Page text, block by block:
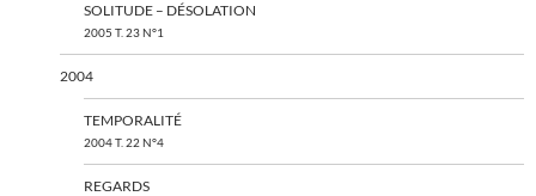
SOLITUDE – DÉSOLATION
2005 T. 23 N°1
2004
TEMPORALITÉ
2004 T. 22 N°4
REGARDS